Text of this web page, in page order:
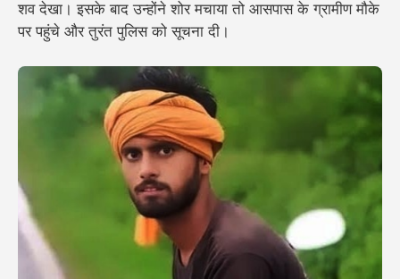
शव देखा। इसके बाद उन्होंनेशोर मचाया तो आसपास के ग्रामीण मौके
पर पहुंचे और तुरंत पुलिस को सूचना दी।